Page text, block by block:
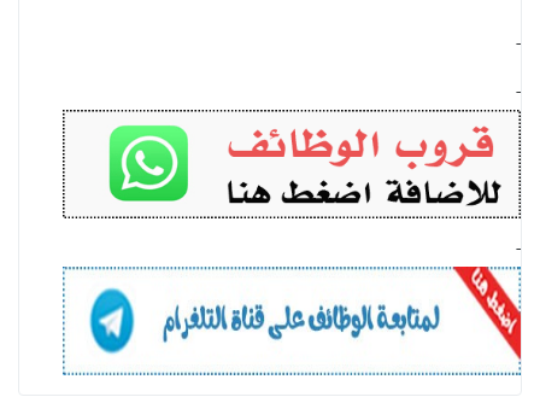
-
-
-